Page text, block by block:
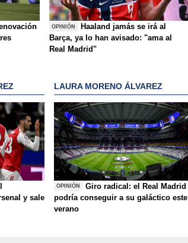
OPINIÓN
Haaland jamás se irá al
Barça, ya lo han avisado: "ama al
Real Madrid"
y sale
LAURA MORENO ÁLVAREZ
OPINIÓN
Giro radical: el Real Madrid
podría conseguir a su galáctico este
verano